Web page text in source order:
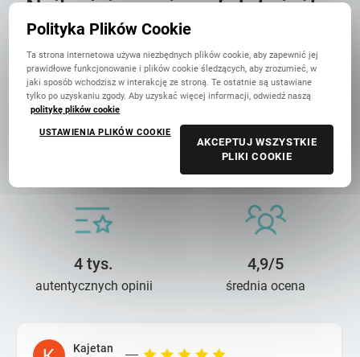
Najlepiej oceniana fotoksiążka
w Polsce
90 mln+
4 tys.
autentycznych opinii
4,9/5
średnia ocena
Kajetan
Polityka Plików Cookie
Ta strona internetowa używa niezbędnych plików cookie, aby zapewnić jej
prawidłowe funkcjonowanie i plików cookie śledzących, aby zrozumieć, w
jaki sposób wchodzisz w interakcję ze stroną. Te ostatnie są ustawiane
tylko po uzyskaniu zgody. Aby uzyskać więcej informacji, odwiedź naszą
politykę plików cookie
USTAWIENIA PLIKÓW COOKIE
AKCEPTUJ WSZYSTKIE
PLIKI COOKIE